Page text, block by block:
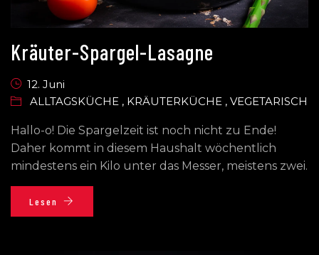
Kräuter-Spargel-Lasagne
12. Juni
ALLTAGSKÜCHE , KRÄUTERKÜCHE , VEGETARISCH
Hallo-o! Die Spargelzeit ist noch nicht zu Ende!
Daher kommt in diesem Haushalt wöchentlich
mindestens ein Kilo unter das Messer, meistens zwei.
Lesen